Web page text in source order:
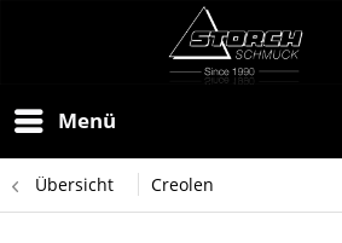
Menü
Übersicht Creolen